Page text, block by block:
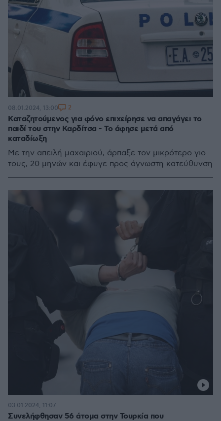
Καταζητούμενος για φόνο επιχείρησε να απαγάγει το
παιδί του στην Καρδίτσα - Το άφησε μετά από
καταδίωξη
Με την απειλή μαχαιριού, άρπαξε τον μικρότερο γιο
τους, 20 μηνών και έφυγε προς άγνωστη κατεύθυνση
08.01.2024, 13:00 2
Συνελήφθησαν 56 άτομα στην Τουρκία που
03.01.2024, 11:07